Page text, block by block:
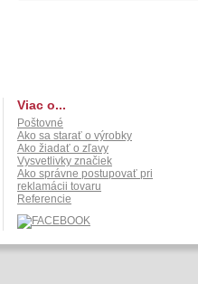
Viac o...
Poštovné
Ako sa starať o výrobky
Ako žiadať o zľavy
Vysvetlivky značiek
Ako správne postupovať pri
reklamácii tovaru
Referencie